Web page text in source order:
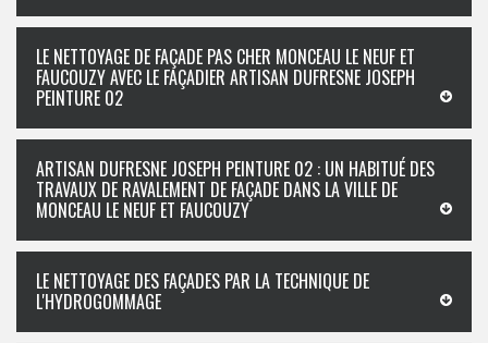
LE NETTOYAGE DE FAÇADE PAS CHER MONCEAU LE NEUF ET
FAUCOUZY AVEC LE FAÇADIER ARTISAN DUFRESNE JOSEPH
PEINTURE 02
ARTISAN DUFRESNE JOSEPH PEINTURE 02 : UN HABITUÉ DES
TRAVAUX DE RAVALEMENT DE FAÇADE DANS LA VILLE DE
MONCEAU LE NEUF ET FAUCOUZY
LE NETTOYAGE DES FAÇADES PAR LA TECHNIQUE DE
L'HYDROGOMMAGE